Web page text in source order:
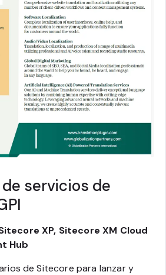
servicios de
XP, Sitecore XM Cloud
Hub
de Sitecore para lanzar y